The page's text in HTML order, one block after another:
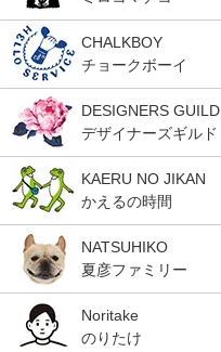
CHALKBOY
チョークボーイ
DESIGNERS GUILD
デザイナーズギルド
KAERU NO JIKAN
かえるの時間
NATSUHIKO
夏彦ファミリー
Noritake
のりたけ